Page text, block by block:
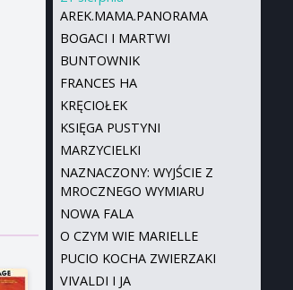
AREK.MAMA.PANORAMA
BOGACI I MARTWI
BUNTOWNIK
FRANCES HA
KRĘCIOŁEK
KSIĘGA PUSTYNI
MARZYCIELKI
NAZNACZONY: WYJŚCIE Z
MROCZNEGO WYMIARU
NOWA FALA
O CZYM WIE MARIELLE
PUCIO KOCHA ZWIERZAKI
VIVALDI I JA